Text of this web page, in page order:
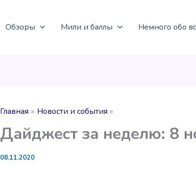
Обзоры Мили и баллы Немного обо
Главная Новости и события
Дайджест за неделю: 8
08.11.2020